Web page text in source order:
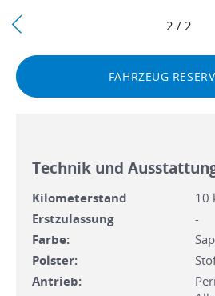
2 / 2
FAHRZEUG
Technik und
Kilometerstand
10
Erstzulassung
-
Farbe:
Polster:
Antrieb: